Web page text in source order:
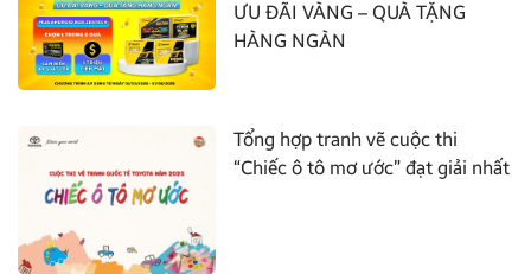
ƯU ĐÃI VÀNG – QUÀ TẶNG
HÀNG NGÀN
Tổng hợp tranh vẽ cuộc thi
“Chiếc ô tô mơ ước” đạt giải nhất